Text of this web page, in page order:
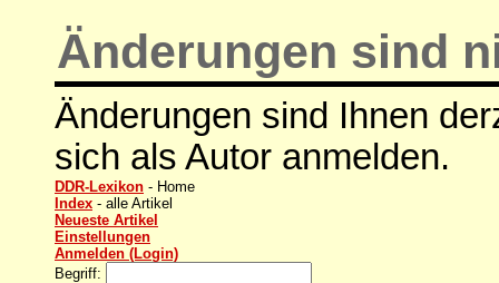
Änderungen sind
Änderungen sind Ihnen
sich als Autor anmelden.
DDR-Lexikon - Home
Index - alle Artikel
Neueste Artikel
Einstellungen
Anmelden (Login)
Begriff: